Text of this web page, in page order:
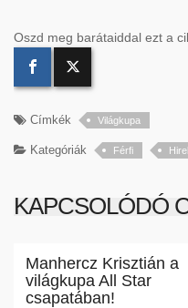
Oszd meg barátaiddal ezt a
Címkék Világkupa
Kategóriák Férfi
KAPCSOLÓDÓ
Manhercz Krisztián a
világkupa All Star
csapatában!